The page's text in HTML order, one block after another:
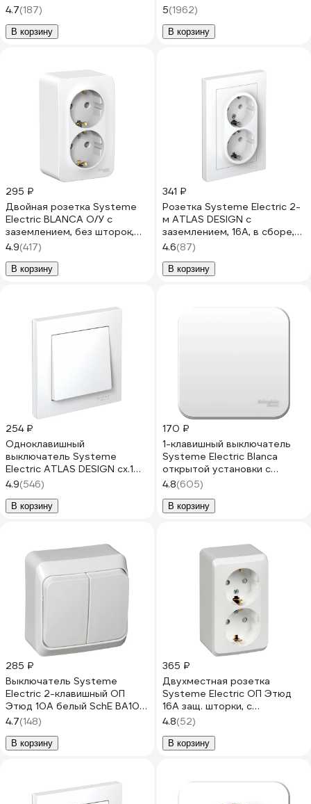
с заземлением, IP44, белая
PA16-044B
4.7(187)
В корзину
ATN001002
5(1962)
В корзину
295 ₽
Двойная розетка Systeme
Electric BLANCA О/У с
заземлением, без шторок,
БЕЛЫЙ BLNRA010201
4.9(417)
В корзину
341 ₽
Розетка Systeme Electric 2-
м ATLAS DESIGN с
заземлением, 16А, в сборе,
белая ATN000124 1240135
4.6(87)
В корзину
254 ₽
Одноклавишный
выключатель Systeme
Electric ATLAS DESIGN сх.1
10АХ в сборе, белый
ATN000112
4.9(546)
В корзину
170 ₽
1-клавишный выключатель
Systeme Electric Blanca
открытой установки с
изолирующей пластиной
Белый 10А BLNVA101011
4.8(605)
В корзину
285 ₽
Выключатель Systeme
Electric 2-клавишный ОП
Этюд 10А белый SchE BA10-
002B
4.7(148)
В корзину
365 ₽
Двухместная розетка
Systeme Electric ОП Этюд
16А защ. шторки, с
заземлением, белая PA16-
008B
4.8(52)
В корзину